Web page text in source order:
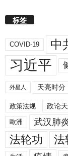
标签
COVID-19 中
习近平
外星人 天亮时分
政策法规 政论
歐洲 武汉肺
法轮功 法